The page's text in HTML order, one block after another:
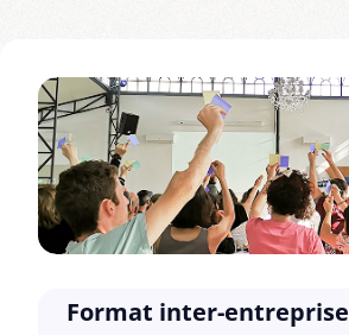
Format inter-entreprise